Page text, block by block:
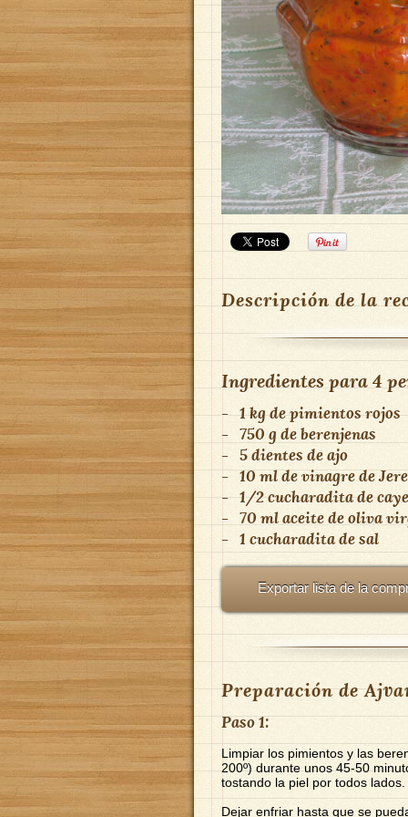
Descripción de la
Ingredientes para4
- 1 kg de pimientos rojos
- 750 g de berenjenas
- 5 dientes de ajo
- 10 ml de vinagre de
- 1/2 cucharadita de
- 70 ml aceite de oliva
- 1 cucharadita de sal
Exportar lista de la
Preparación de
Paso 1:
Limpiar los pimientos y las
200º) durante unos 45-50
tostando la piel por todos lados.
Dejar enfriar hasta que se